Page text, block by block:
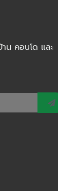
น คอนโด และ